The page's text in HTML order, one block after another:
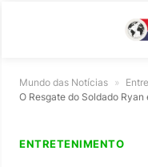
Mundo das Notícias »
O Resgate do Soldado
ENTRETENIMENTO